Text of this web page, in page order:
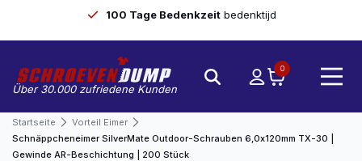
100 Tage Bedenkzeitbedenktijd
Über 30.000 zufriedene Kunden
0
Startseite
Vorteil Eimer
Schnäppcheneimer SilverMate Outdoor-Schrauben 6,0x120mm TX-30 |
Gewinde AR-Beschichtung | 200 Stück